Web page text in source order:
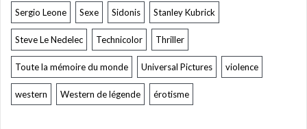
Sergio Leone Sexe Sidonis Stanley Kubrick
Steve Le Nedelec Technicolor Thriller
Toute la mémoire du monde Universal Pictures violence
western Western de légende érotisme